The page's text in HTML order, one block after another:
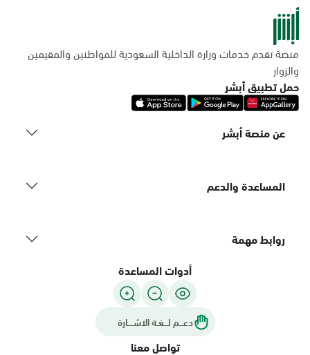
منصة تقدم خدمات وزارة الداخلية السعودية للمواطنين والمقيمين
والزوار
حمل تطبيق أبشر
عن منصة أبشر
المساعدة والدعم
روابط مهمة
أدوات المساعدة
دعـــم لـــغـة الاشــــارة
تواصل معنا